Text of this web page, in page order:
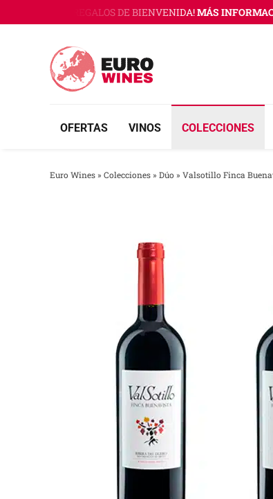
al
CON 3 REGALOS DE BIENVENIDA!MÁS
OFERTAS VINOS COLECCIONES
Euro Wines» Colecciones» Dúo » Valsotillo Finca